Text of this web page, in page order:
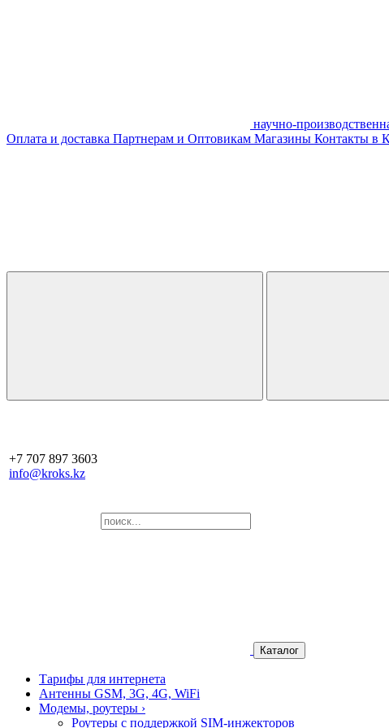
научно-
Оплата и доставка Партнерам и Оптовикам Магазины Контакты в
+7 707 897 3603
info@kroks.kz
Каталог
Тарифы для интернета
Антенны GSM, 3G, 4G, WiFi
Модемы, роутеры ›
Роутеры с поддержкой SIM-инжекторов